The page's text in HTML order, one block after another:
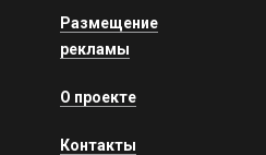
Размещение
рекламы
О проекте
Контакты